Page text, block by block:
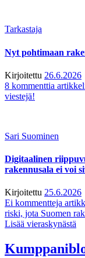
Tarkastaja
Nyt pohtimaan
Kirjoitettu 26.6.2026
8 kommenttia
viestejä!
Sari Suominen
Digitaalinen
rakennusala ei voi
Kirjoitettu 25.6.2026
Ei kommentteja
riski, jota Suomen
Lisää vieraskynästä